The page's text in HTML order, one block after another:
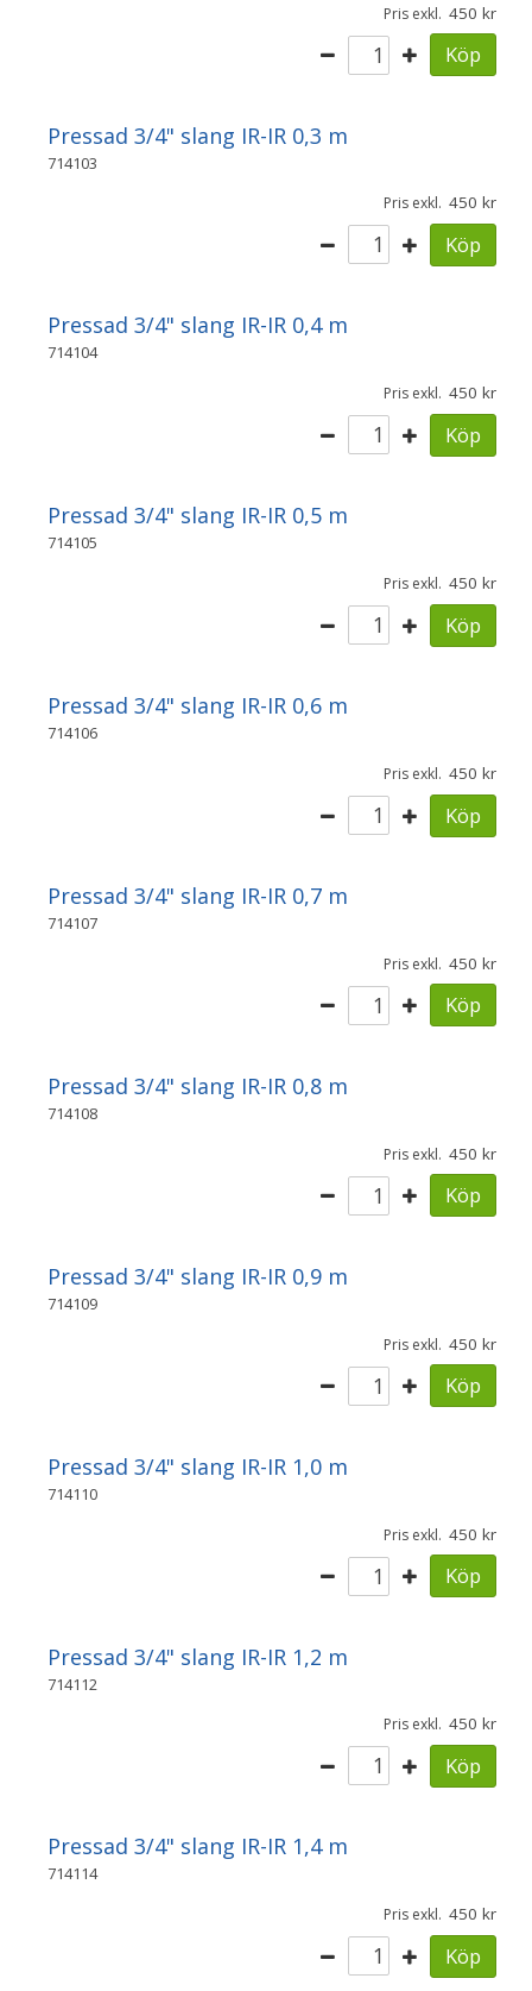
Pris exkl. 450
Köp
Pressad 3/4" slang IR-IR 0,3 m
714103
Pris exkl. 450
Köp
Pressad 3/4" slang IR-IR 0,4 m
714104
Pris exkl. 450
Köp
Pressad 3/4" slang IR-IR 0,5 m
714105
Pris exkl. 450
Köp
Pressad 3/4" slang IR-IR 0,6 m
714106
Pris exkl. 450
Köp
Pressad 3/4" slang IR-IR 0,7 m
714107
Pris exkl. 450
Köp
Pressad 3/4" slang IR-IR 0,8 m
714108
Pris exkl. 450
Köp
Pressad 3/4" slang IR-IR 0,9 m
714109
Pris exkl. 450
Köp
Pressad 3/4" slang IR-IR 1,0 m
714110
Pris exkl. 450
Köp
Pressad 3/4" slang IR-IR 1,2 m
714112
Pris exkl. 450
Köp
Pressad 3/4" slang IR-IR 1,4 m
714114
Pris exkl. 450
Köp